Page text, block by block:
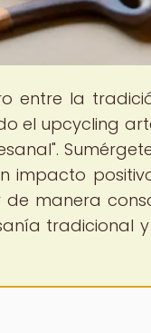
entre la
el upcycling
impacto
manera
tradicional